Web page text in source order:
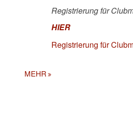
Registrierung für
HIER
Registrierung für
MEHR